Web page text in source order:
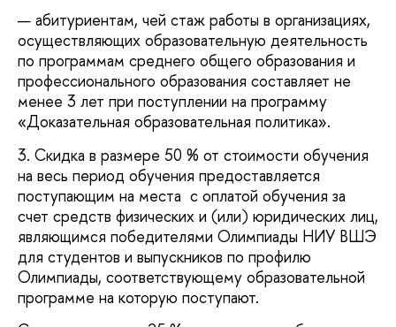
абитуриентам, чей стаж работы в организациях,
осуществляющих образовательную деятельность
по программам среднего общего образования и
профессионального образования составляет не
менее 3 лет при поступлении на программу
«Доказательная образовательная политика».
3. Скидка в размере 50 % от стоимости обучения
на весь период обучения предоставляется
поступающим на места с оплатой обучения за
счет средств физических и (или) юридических лиц,
являющимся победителями Олимпиады НИУ ВШЭ
для студентов и выпускников по профилю
Олимпиады, соответствующему образовательной
программе на которую поступают.